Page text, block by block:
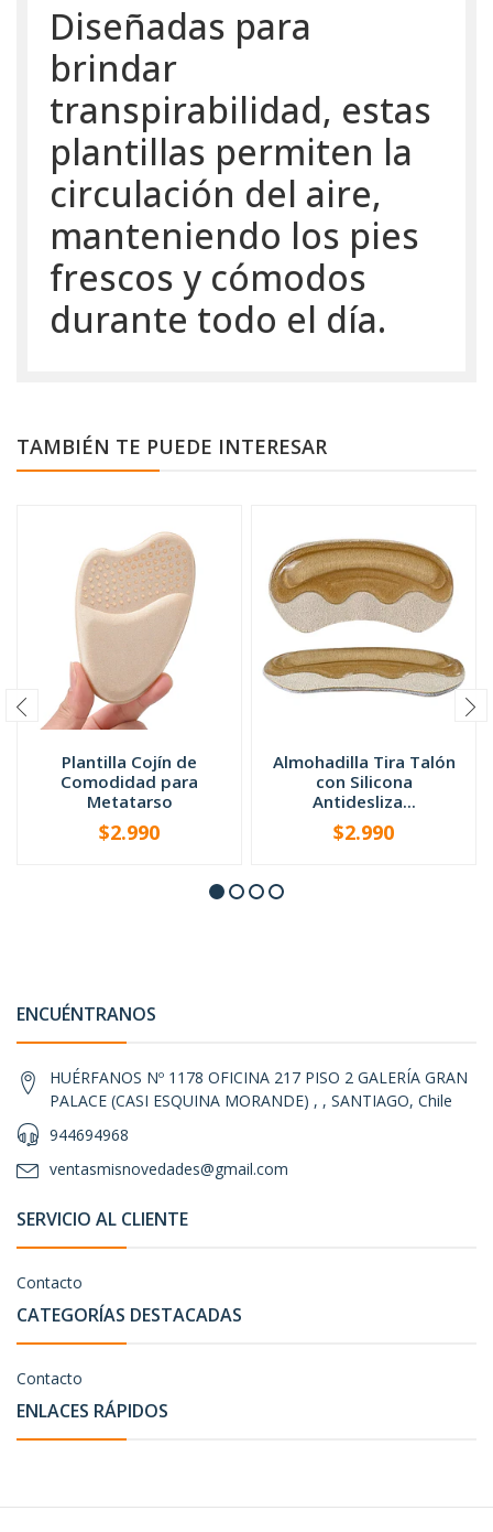
Diseñadas para
brindar
transpirabilidad, estas
plantillas permiten la
circulación del aire,
manteniendo los pies
frescos y cómodos
durante todo el día.
TAMBIÉN TE PUEDE INTERESAR
Plantilla Cojín de
Comodidad para
Metatarso
+
$2.990
Almohadilla Tira Talón
con Silicona
Antidesliza...
+
$2.990
ENCUÉNTRANOS
HUÉRFANOS Nº 1178 OFICINA 217 PISO 2 GALERÍA GRAN
PALACE (CASI ESQUINA MORANDE) , , SANTIAGO, Chile
944694968
ventasmisnovedades@gmail.com
SERVICIO AL CLIENTE
Contacto
CATEGORÍAS DESTACADAS
Contacto
ENLACES RÁPIDOS